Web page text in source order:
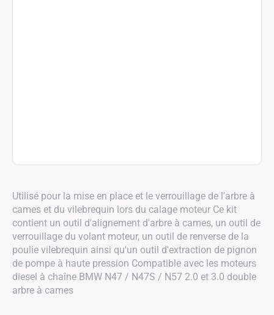
Utilisé pour la mise en place et le verrouillage de l'arbre à
cames et du vilebrequin lors du calage moteur Ce kit
contient un outil d'alignement d'arbre à cames, un outil de
verrouillage du volant moteur, un outil de renverse de la
poulie vilebrequin ainsi qu'un outil d'extraction de pignon
de pompe à haute pression Compatible avec les moteurs
diesel à chaîne BMW N47 / N47S / N57 2.0 et 3.0 double
arbre à cames